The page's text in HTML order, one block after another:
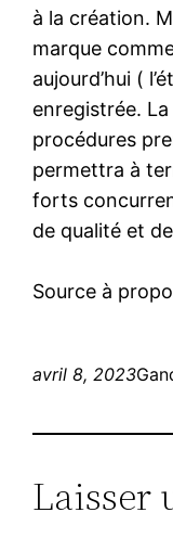
à la création.
marque
aujourd’hui (
enregistrée.
procédures
permettra à
forts
de qualité et
Source à
avril 8, 2023
Laisser